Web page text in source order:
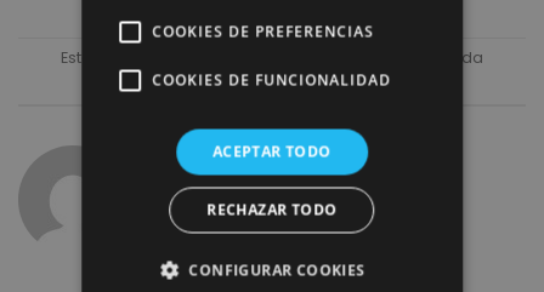
Esta entrada fue publicada en
y etiquetada
aislamiento, finstral,Ventanas.
REFORMAS ROMULO
COOKIES DE PREFERENCIAS
COOKIES DE FUNCIONALIDAD
ACEPTAR TODO
RECHAZAR TODO
CONFIGURAR COOKIES